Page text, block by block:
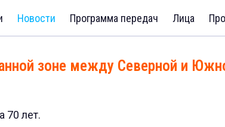
Новости Программа передач Лица
зоне между Северной и
70 лет.